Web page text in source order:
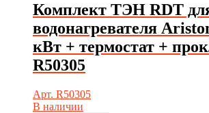
Комплект ТЭН RDT
водонагревателя
кВт + термостат +
R50305
Арт. R50305
В наличии